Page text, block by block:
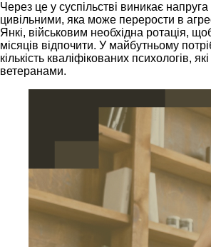
Через це у суспільстві виникає
цивільними, яка може перерости в
Янкі, військовим необхідна ротація,
місяців відпочити. У майбутньому
кількість кваліфікованих психологів,
ветеранами.